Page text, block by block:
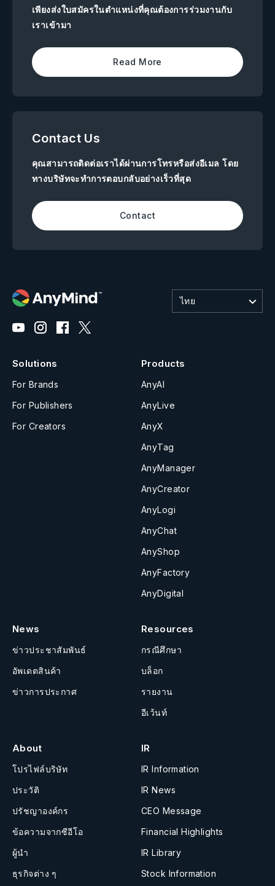
เพียงส่งใบสมัครในตำแหน่งที่คุณต้องการร่วมงานกับ
เราเข้ามา
Read More
Contact Us
คุณสามารถติดต่อเราได้ผ่านการโทรหรือส่งอีเมล โดย
ทางบริษัทจะทำการตอบกลับอย่างเร็วที่สุด
Contact
ไทย
Solutions
For Brands
For Publishers
For Creators
Products
AnyAI
AnyLive
AnyX
AnyTag
AnyManager
AnyCreator
AnyLogi
AnyChat
AnyShop
AnyFactory
AnyDigital
News
ข่าวประชาสัมพันธ์
อัพเดตสินค้า
ข่าวการประกาศ
Resources
กรณีศึกษา
บล็อก
รายงาน
อีเว้นท์
About
โปรไฟล์บริษัท
ประวัติ
ปรัชญาองค์กร
ข้อความจากซีอีโอ
ผู้นำ
ธุรกิจต่าง ๆ
IR
IR Information
IR News
CEO Message
Financial Highlights
IR Library
Stock Information